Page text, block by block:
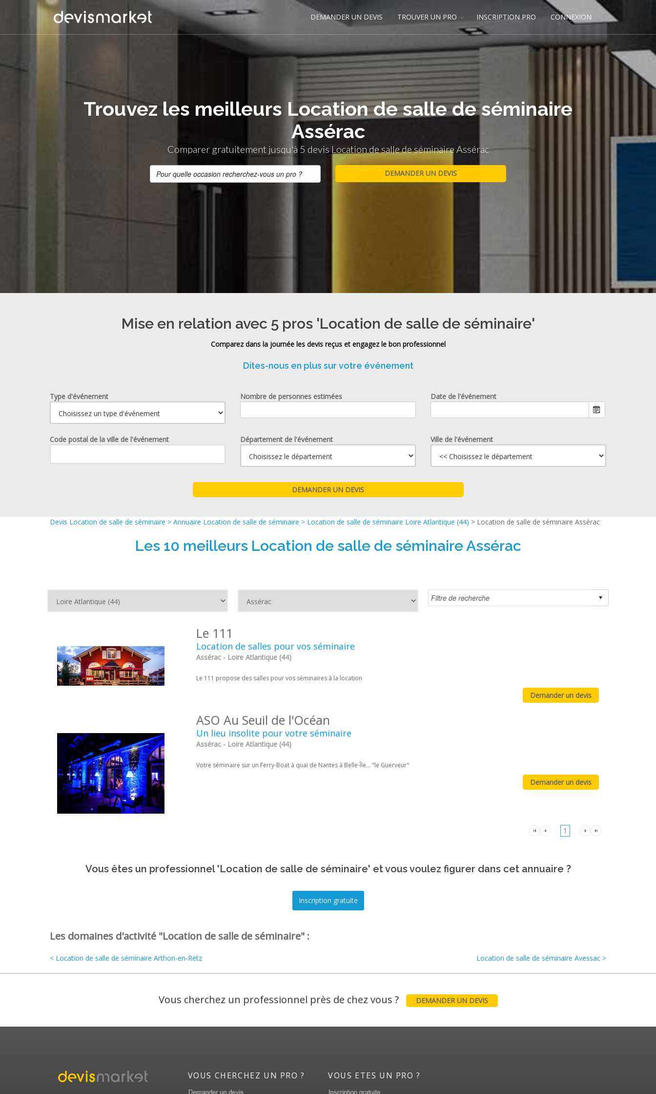
DEMANDER UN DEVIS TROUVER UN PRO INSCRIPTION PRO CONNEXION
Trouvez les meilleurs Location de salle de séminaire
Assérac
Comparer gratuitement jusqu'à 5 devis Location de salle de séminaire Assérac
Mise en relation avec 5 pros 'Location de salle de séminaire'
Comparez dans la journée les devis reçus et engagez le bon professionnel
Dites-nous en plus sur votre événement
Type d'événement Nombre de personnes estimées
Date de l'événement
Code postal de la ville de l'événement Département de l'événement Ville de l'événement
Devis Location de salle de séminaire > Annuaire Location de salle de séminaire > Location de salle de séminaire Loire Atlantique (44) > Location de salle de séminaire Assérac
Les 10 meilleurs Location de salle de séminaire Assérac
Le 111
Location de salles pour vos séminaire
Assérac - Loire Atlantique (44)
Le 111 propose des salles pour vos séminaires à la location
ASO Au Seuil de l'Océan
Un lieu insolite pour votre séminaire
Assérac - Loire Atlantique (44)
Votre séminaire sur un Ferry-Boat à quai de Nantes à Belle-Île... "le Guerveur"
1
Vous êtes un professionnel 'Location de salle de séminaire' et vous voulez figurer dans cet annuaire ?
Les domaines d'activité "Location de salle de séminaire" :
< Location de salle de séminaire Arthon-en-Retz Location de salle de séminaire Avessac >
Vous cherchez un professionnel près de chez vous ? DEMANDER UN DEVIS
VOUS CHERCHEZ UN PRO ? VOUS ETES UN PRO ?